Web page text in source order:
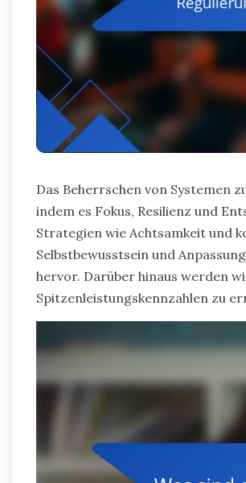
Das Beherrschen von Systemen
indem es Fokus, Resilienz und
Strategien wie Achtsamkeit und
Selbstbewusstsein und
hervor. Darüber hinaus werden
Spitzenleistungskennzahlen zu